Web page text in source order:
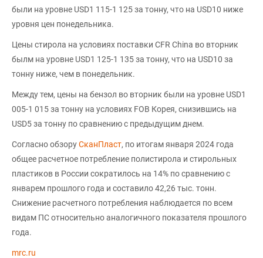
были на уровне USD1 115-1 125 за тонну, что на USD10 ниже
уровня цен понедельника.
Цены стирола на условиях поставки CFR China во вторник
былм на уровне USD1 125-1 135 за тонну, что на USD10 за
тонну ниже, чем в понедельник.
Между тем, цены на бензол во вторник были на уровне USD1
005-1 015 за тонну на условиях FOB Корея, снизившись на
USD5 за тонну по сравнению с предыдущим днем.
Согласно обзоруСканПласт, по итогам января 2024 года
общее расчетное потребление полистирола и стирольных
пластиков в России сократилось на 14% по сравнению с
январем прошлого года и составило 42,26 тыс. тонн.
Снижение расчетного потребления наблюдается по всем
видам ПС относительно аналогичного показателя прошлого
года.
mrc.ru